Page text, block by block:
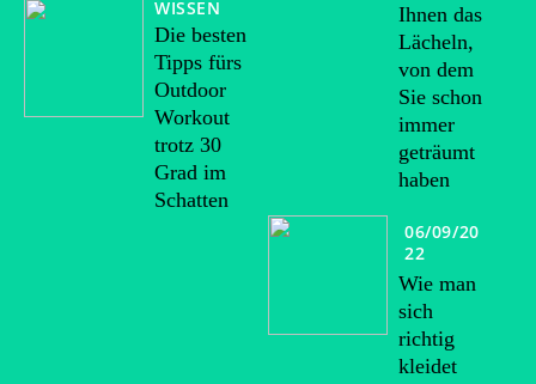
WISSEN
Die besten
Tipps fürs
Outdoor
Workout
trotz 30
Grad im
Schatten
Ihnen das
Lächeln,
von dem
Sie schon
immer
geträumt
haben
06/09/20
22
Wie man
sich
richtig
kleidet